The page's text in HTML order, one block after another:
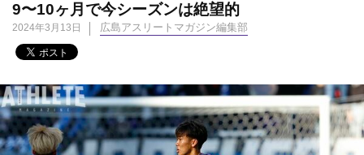
9〜10ヶ月で今シーズンは絶望的
2024年3月13日 広島アスリートマガジン編集部